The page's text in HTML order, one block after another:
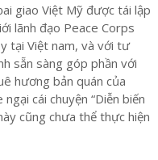
giao Việt Mỹ được tái lập
lãnh đạo Peace Corps
tại Việt nam, và với tư
sẵn sàng góp phần với
hương bản quán của
cái chuyện “Diễn biến
cũng chưa thể thực hiện